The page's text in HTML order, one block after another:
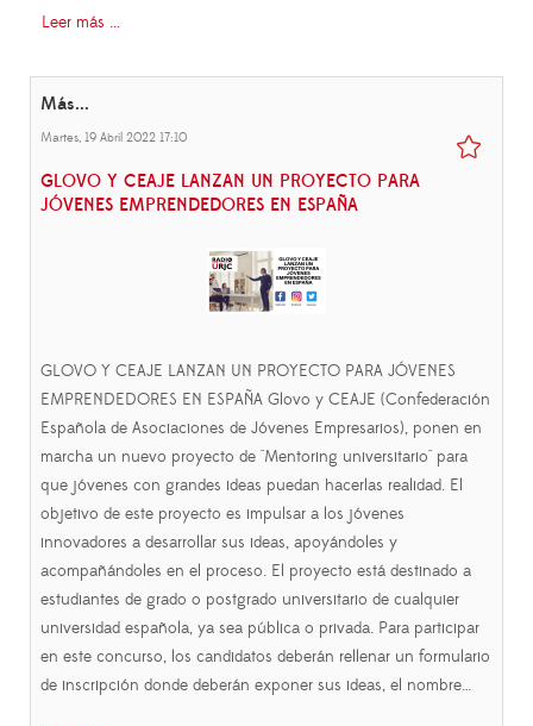
Leer más ...
Más...
Martes, 19 Abril 2022 17:10
GLOVO Y CEAJE LANZAN UN PROYECTO PARA
JÓVENES EMPRENDEDORES EN ESPAÑA
GLOVO Y CEAJE LANZAN UN PROYECTO PARA JÓVENES
EMPRENDEDORES EN ESPAÑA Glovo y CEAJE (Confederación
Española de Asociaciones de Jóvenes Empresarios), ponen en
marcha un nuevo proyecto de "Mentoring universitario" para
que jóvenes con grandes ideas puedan hacerlas realidad. El
objetivo de este proyecto es impulsar a los jóvenes
innovadores a desarrollar sus ideas, apoyándoles y
acompañándoles en el proceso. El proyecto está destinado a
estudiantes de grado o postgrado universitario de cualquier
universidad española, ya sea pública o privada. Para participar
en este concurso, los candidatos deberán rellenar un formulario
de inscripción donde deberán exponer sus ideas, el nombre…